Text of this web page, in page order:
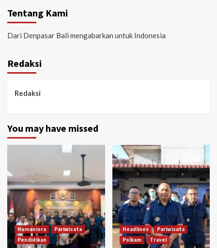
Tentang Kami
Dari Denpasar Bali mengabarkan untuk Indonesia
Redaksi
Redaksi
You may have missed
Humaniora
Pariwisata
Pendidikan
Headlines
Pariwisata
Polkam
Travel